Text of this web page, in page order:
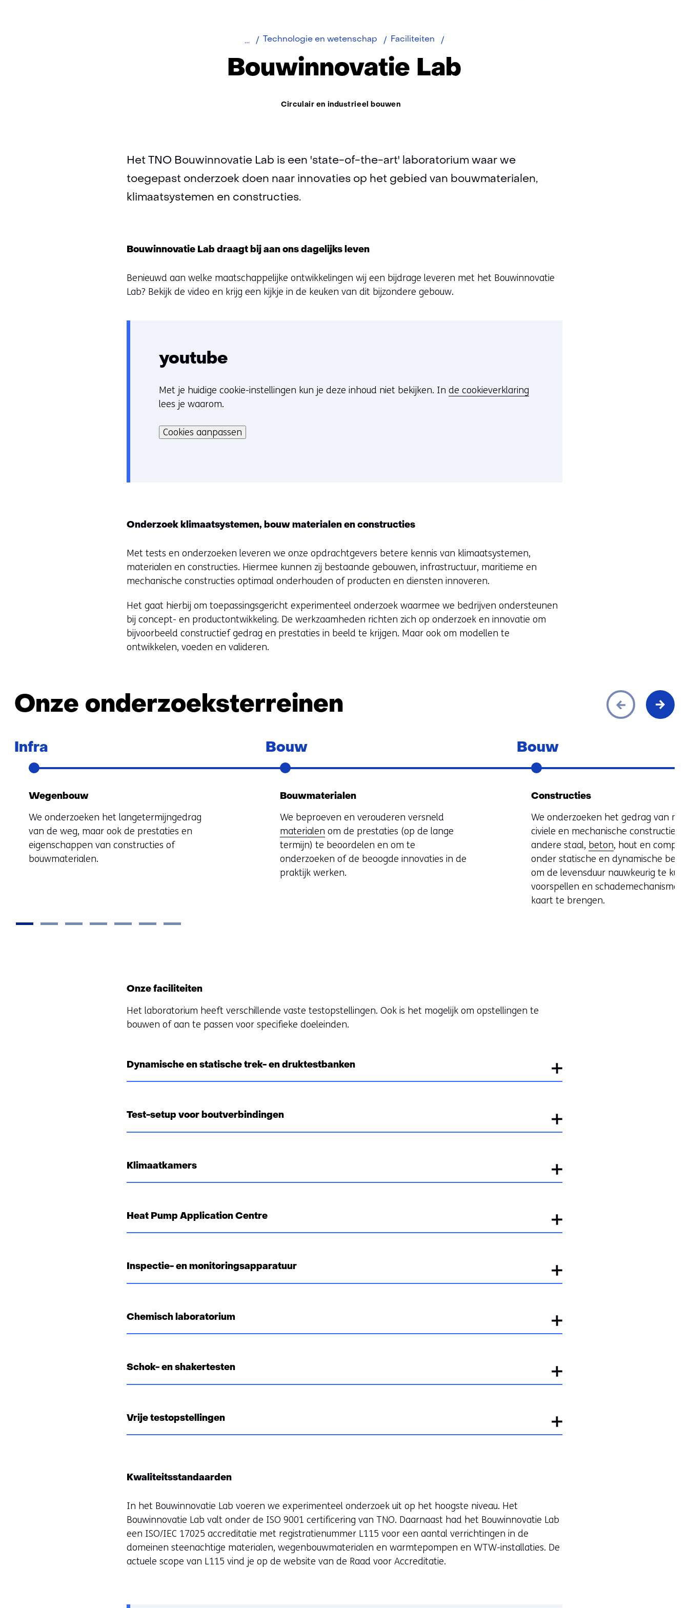
Technologie en wetenschap Faciliteiten
Bouwinnovatie Lab
Thema:
Circulair en industrieel bouwen
Het TNO Bouwinnovatie Lab is een 'state-of-the-art' laboratorium waar we
toegepast onderzoek doen naar innovaties op het gebied van bouwmaterialen,
klimaatsystemen en constructies.
Bouwinnovatie Lab draagt bij aan ons dagelijks leven
Benieuwd aan welke maatschappelijke ontwikkelingen wij een bijdrage leveren met het Bouwinnovatie
Lab? Bekijk de video en krijg een kijkje in de keuken van dit bijzondere gebouw.
youtube
C
o
k
k
u
r
w
Met je huidige cookie-instellingen kun je deze inhoud niet bekijken. Inde cookieverklaring
lees je waarom.
kan
website
toegestaan
of
geweigerd.
Cookies aanpassen
Onderzoek klimaatsystemen, bouw materialen en constructies
Met tests en onderzoeken leveren we onze opdrachtgevers betere kennis van klimaatsystemen,
materialen en constructies. Hiermee kunnen zij bestaande gebouwen, infrastructuur, maritieme en
mechanische constructies optimaal onderhouden of producten en diensten innoveren.
Het gaat hierbij om toepassingsgericht experimenteel onderzoek waarmee we bedrijven ondersteunen
bij concept- en productontwikkeling. De werkzaamheden richten zich op onderzoek en innovatie om
bijvoorbeeld constructief gedrag en prestaties in beeld te krijgen. Maar ook om modellen te
ontwikkelen, voeden en valideren.
Onze onderzoeksterreinen
Wegenbouw
Infra
We onderzoeken het langetermijngedrag
van de weg, maar ook de prestaties en
eigenschappen van constructies of
bouwmaterialen.
Bouwmaterialen
Bouw
We beproeven en verouderen versneld
materialen om de prestaties (op de lange
termijn) te beoordelen en om te
onderzoeken of de beoogde innovaties in de
praktijk werken.
Constructies
Bouw
We onderzoeken het gedrag van
civiele en mechanische constructies
andere staal, beton, hout en
onder statische en dynamische
om de levensduur nauwkeurig te
voorspellen en schademechanismen
kaart te brengen.
Onze faciliteiten
Het laboratorium heeft verschillende vaste testopstellingen. Ook is het mogelijk om opstellingen te
bouwen of aan te passen voor specifieke doeleinden.
Dynamische en statische trek- en druktestbanken
Test-setup voor boutverbindingen
Klimaatkamers
Heat Pump Application Centre
Inspectie- en monitoringsapparatuur
Chemisch laboratorium
Schok- en shakertesten
Vrije testopstellingen
Kwaliteitsstandaarden
In het Bouwinnovatie Lab voeren we experimenteel onderzoek uit op het hoogste niveau. Het
Bouwinnovatie Lab valt onder de ISO 9001 certificering van TNO. Daarnaast had het Bouwinnovatie Lab
een ISO/IEC 17025 accreditatie met registratienummer L115 voor een aantal verrichtingen in de
domeinen steenachtige materialen, wegenbouwmaterialen en warmtepompen en WTW-installaties. De
actuele scope van L115 vind je op de website van de Raad voor Accreditatie.